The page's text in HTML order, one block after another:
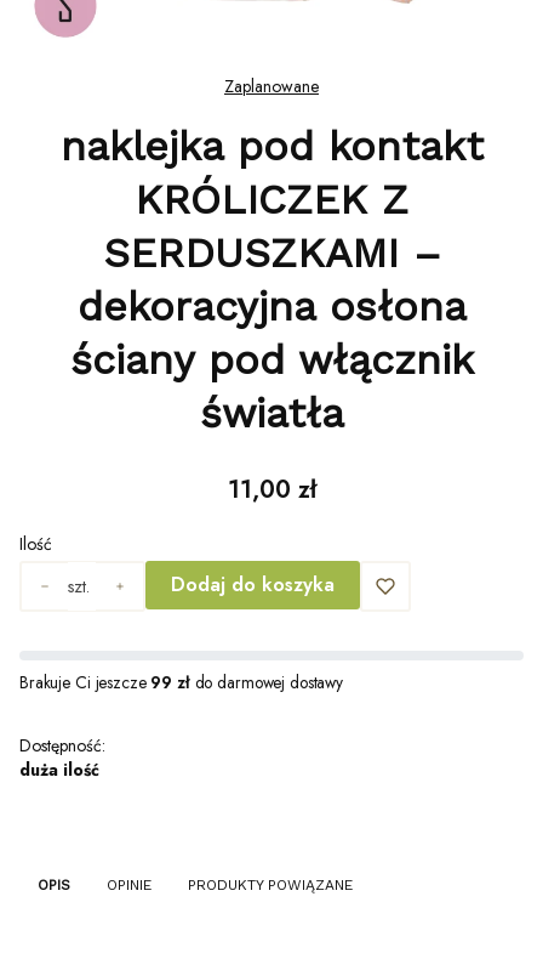
Zaplanowane
naklejka pod kontakt
KRÓLICZEK Z
SERDUSZKAMI –
dekoracyjna osłona
ściany pod włącznik
światła
Cena
11,00 zł
Ilość
szt.
Dodaj do koszyka
Brakuje Ci jeszcze 99 złdo darmowej dostawy
Dostępność:
duża ilość
OPIS OPINIE PRODUKTY POWIĄZANE